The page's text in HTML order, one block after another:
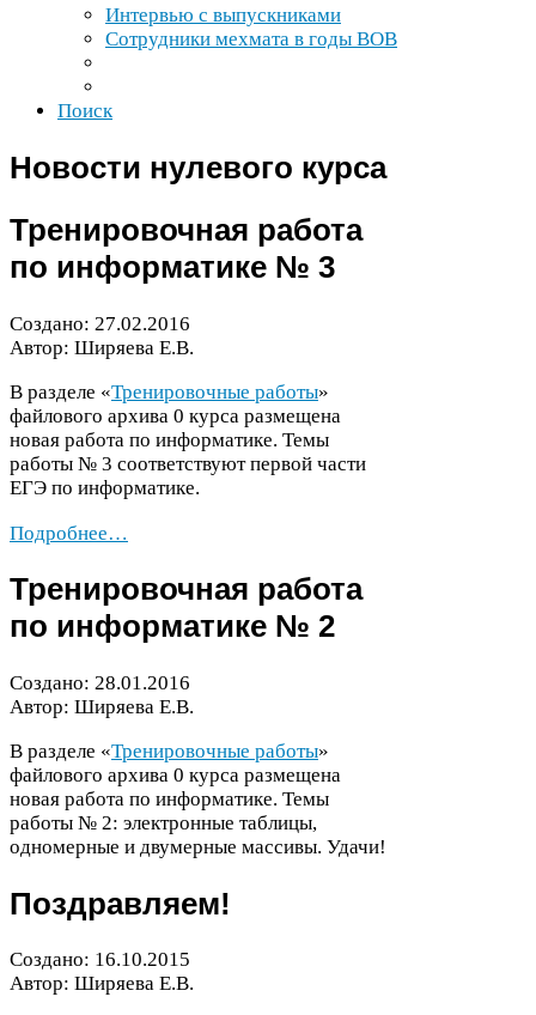
Интервью с выпускниками
Сотрудники мехмата в годы ВОВ
Поиск
Новости нулевого курса
Тренировочная работа
по информатике № 3
Создано: 27.02.2016
Автор: Ширяева Е.В.
В разделе «Тренировочные работы»
файлового архива 0 курса размещена
новая работа по информатике. Темы
работы № 3 соответствуют первой части
ЕГЭ по информатике.
Подробнее…
Тренировочная работа
по информатике № 2
Создано: 28.01.2016
Автор: Ширяева Е.В.
В разделе «Тренировочные работы»
файлового архива 0 курса размещена
новая работа по информатике. Темы
работы № 2: электронные таблицы,
одномерные и двумерные массивы. Удачи!
Поздравляем!
Создано: 16.10.2015
Автор: Ширяева Е.В.